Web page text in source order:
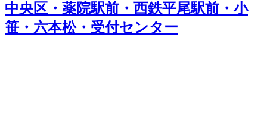
中央区・薬院駅前・西鉄平尾駅前・小
笹・六本松・受付センター